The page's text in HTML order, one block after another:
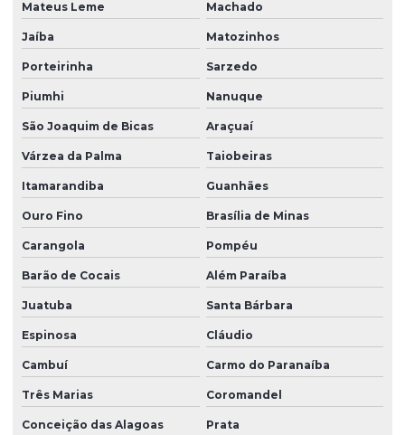
Mateus Leme Machado
Jaíba Matozinhos
Porteirinha Sarzedo
Piumhi Nanuque
São Joaquim de Bicas Araçuaí
Várzea da Palma Taiobeiras
Itamarandiba Guanhães
Ouro Fino Brasília de Minas
Carangola Pompéu
Barão de Cocais Além Paraíba
Juatuba Santa Bárbara
Espinosa Cláudio
Cambuí Carmo do Paranaíba
Três Marias Coromandel
Conceição das Alagoas Prata